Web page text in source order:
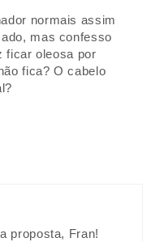
normais assim
mas confesso
ficar oleosa por
fica? O cabelo
proposta, Fran!